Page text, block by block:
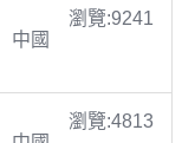
瀏覽:9241
中國
瀏覽:4813